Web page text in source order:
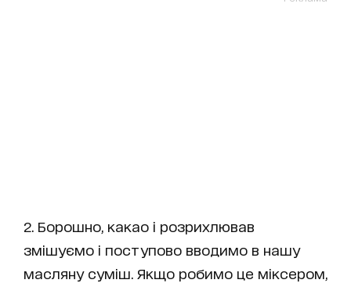
2. Борошно, какао і розрихлював
змішуємо і поступово вводимо в нашу
масляну суміш. Якщо робимо це міксером,